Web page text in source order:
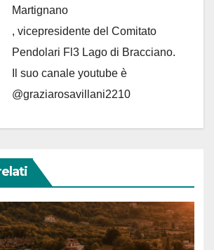
Martignano
, vicepresidente del Comitato
Pendolari Fl3 Lago di Bracciano.
Il suo canale youtube è
@graziarosavillani2210